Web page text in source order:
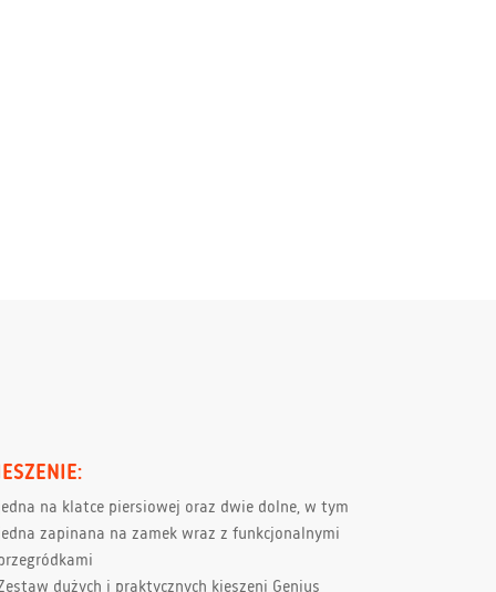
na klatce piersiowej oraz dwie dolne, w tym
zapinana na zamek wraz z funkcjonalnymi
dużych i praktycznych kieszeni Genius